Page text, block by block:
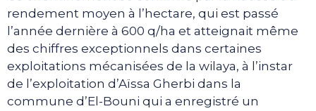
rendement moyen à l’hectare, qui est passé
l’année dernière à 600 q/ha et atteignait même
des chiffres exceptionnels dans certaines
exploitations mécanisées de la wilaya, à l’instar
de l’exploitation d’Aïssa Gherbi dans la
commune d’El-Bouni qui a enregistré un